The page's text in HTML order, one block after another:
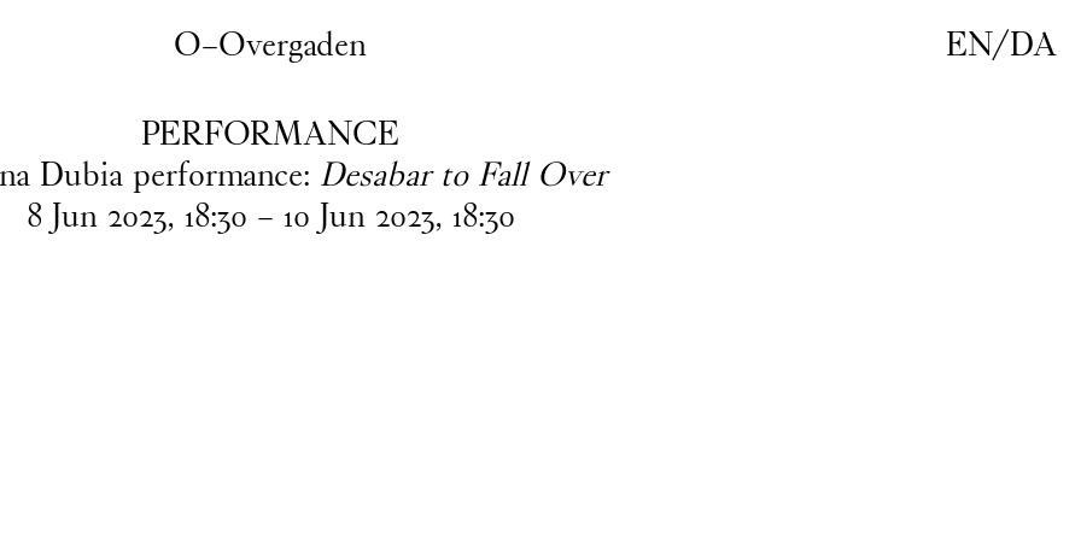
O–Overgaden EN/DA
PERFORMANCE
Dubia performance: Desabar to Fall Over
8 Jun 2023, 18:30 – 10 Jun 2023, 18:30